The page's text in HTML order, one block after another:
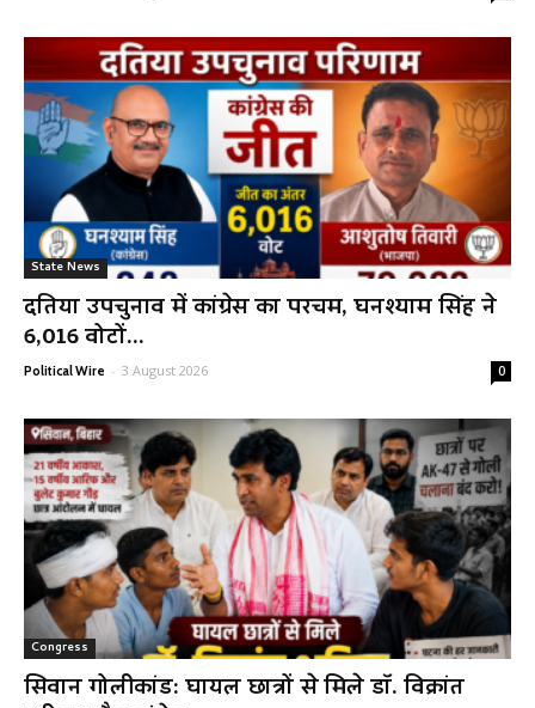
State News
दतिया उपचुनाव में कांग्रेस का परचम, घनश्याम सिंह ने
6,016 वोटों...
Political Wire - 3 August 2026 0
Congress
सिवान गोलीकांड: घायल छात्रों से मिले डॉ. विक्रांत